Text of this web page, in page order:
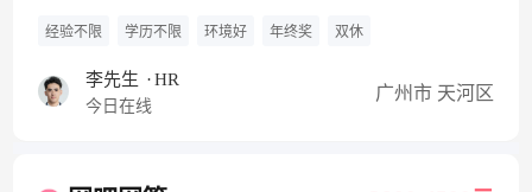
经验不限 学历不限 环境好 年终奖 双休
李先生 ·HR
今日在线
广州市 天河区